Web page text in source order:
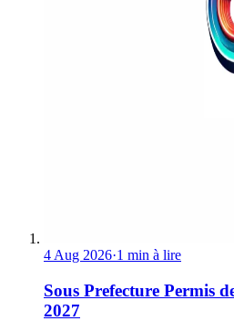
4 Aug 2026·1 min à lire
Sous Prefecture Permis
2027